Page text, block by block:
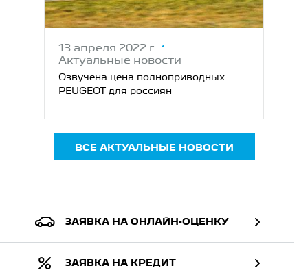
13 апреля 2022 г.
Актуальные новости
Озвучена цена полноприводных
PEUGEOT для россиян
ВСЕ АКТУАЛЬНЫЕ НОВОСТИ
ЗАЯВКА НА ОНЛАЙН-ОЦЕНКУ
ЗАЯВКА НА КРЕДИТ